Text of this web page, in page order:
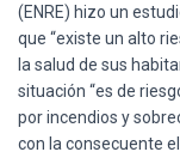
(ENRE) hizo un
que “existe un alto
la salud de sus
situación “es de
por incendios y
con la consecuente